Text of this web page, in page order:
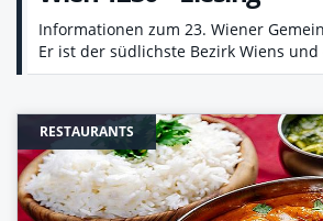
Informationen zum 23. Wiener
Er ist der südlichste Bezirk Wiens
RESTAURANTS